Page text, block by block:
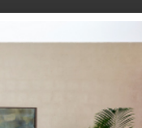
disminuir la huella
el uso de paneles
son
crédito adicional a